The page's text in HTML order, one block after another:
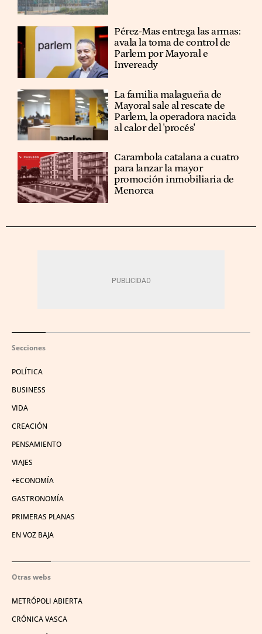
Pérez-Mas entrega las armas:
avala la toma de control de
Parlem por Mayoral e
Inveready
La familia malagueña de
Mayoral sale al rescate de
Parlem, la operadora nacida
al calor del 'procés'
Carambola catalana a cuatro
para lanzar la mayor
promoción inmobiliaria de
Menorca
Secciones
POLÍTICA
BUSINESS
VIDA
CREACIÓN
PENSAMIENTO
VIAJES
+ECONOMÍA
GASTRONOMÍA
PRIMERAS PLANAS
EN VOZ BAJA
Otras webs
METRÓPOLI ABIERTA
CRÓNICA VASCA